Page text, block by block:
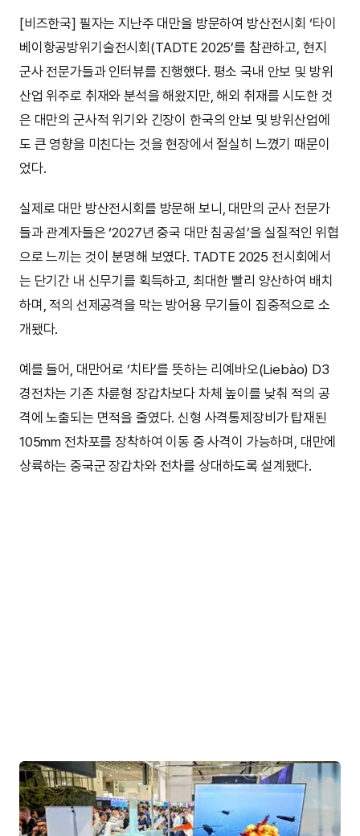
[비즈한국] 필자는 지난주 대만을 방문하여 방산전시회 ‘타이
베이항공방위기술전시회(TADTE 2025’를 참관하고, 현지
군사 전문가들과 인터뷰를 진행했다. 평소 국내 안보 및 방위
산업 위주로 취재와 분석을 해왔지만, 해외 취재를 시도한 것
은 대만의 군사적 위기와 긴장이 한국의 안보 및 방위산업에
도 큰 영향을 미친다는 것을 현장에서 절실히 느꼈기 때문이
었다.
실제로 대만 방산전시회를 방문해 보니, 대만의 군사 전문가
들과 관계자들은 ‘2027년 중국 대만 침공설’을 실질적인 위협
으로 느끼는 것이 분명해 보였다. TADTE 2025 전시회에서
는 단기간 내 신무기를 획득하고, 최대한 빨리 양산하여 배치
하며, 적의 선제공격을 막는 방어용 무기들이 집중적으로 소
개됐다.
예를 들어, 대만어로 ‘치타’를 뜻하는 리예바오(Liebào) D3
경전차는 기존 차륜형 장갑차보다 차체 높이를 낮춰 적의 공
격에 노출되는 면적을 줄였다. 신형 사격통제장비가 탑재된
105mm 전차포를 장착하여 이동 중 사격이 가능하며, 대만에
상륙하는 중국군 장갑차와 전차를 상대하도록 설계됐다.